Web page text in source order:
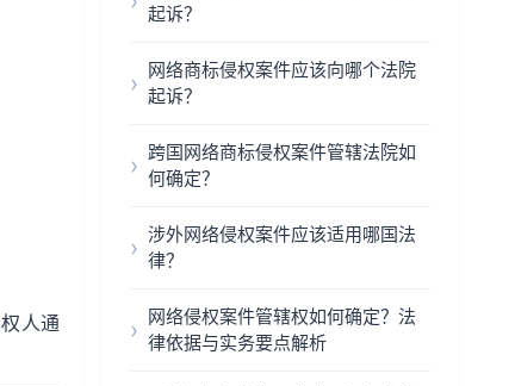
人通
起诉？
网络商标侵权案件应该向哪个法院
起诉？
跨国网络商标侵权案件管辖法院如
何确定？
涉外网络侵权案件应该适用哪国法
律？
网络侵权案件管辖权如何确定？法
律依据与实务要点解析